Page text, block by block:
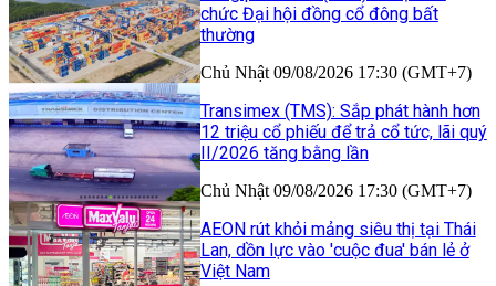
chức Đại hội đồng cổ đông bất
thường
Chủ Nhật 09/08/2026 17:30 (GMT+7)
Transimex (TMS): Sắp phát hành hơn
12 triệu cổ phiếu để trả cổ tức, lãi quý
II/2026 tăng bằng lần
Chủ Nhật 09/08/2026 17:30 (GMT+7)
AEON rút khỏi mảng siêu thị tại Thái
Lan, dồn lực vào 'cuộc đua' bán lẻ ở
Việt Nam